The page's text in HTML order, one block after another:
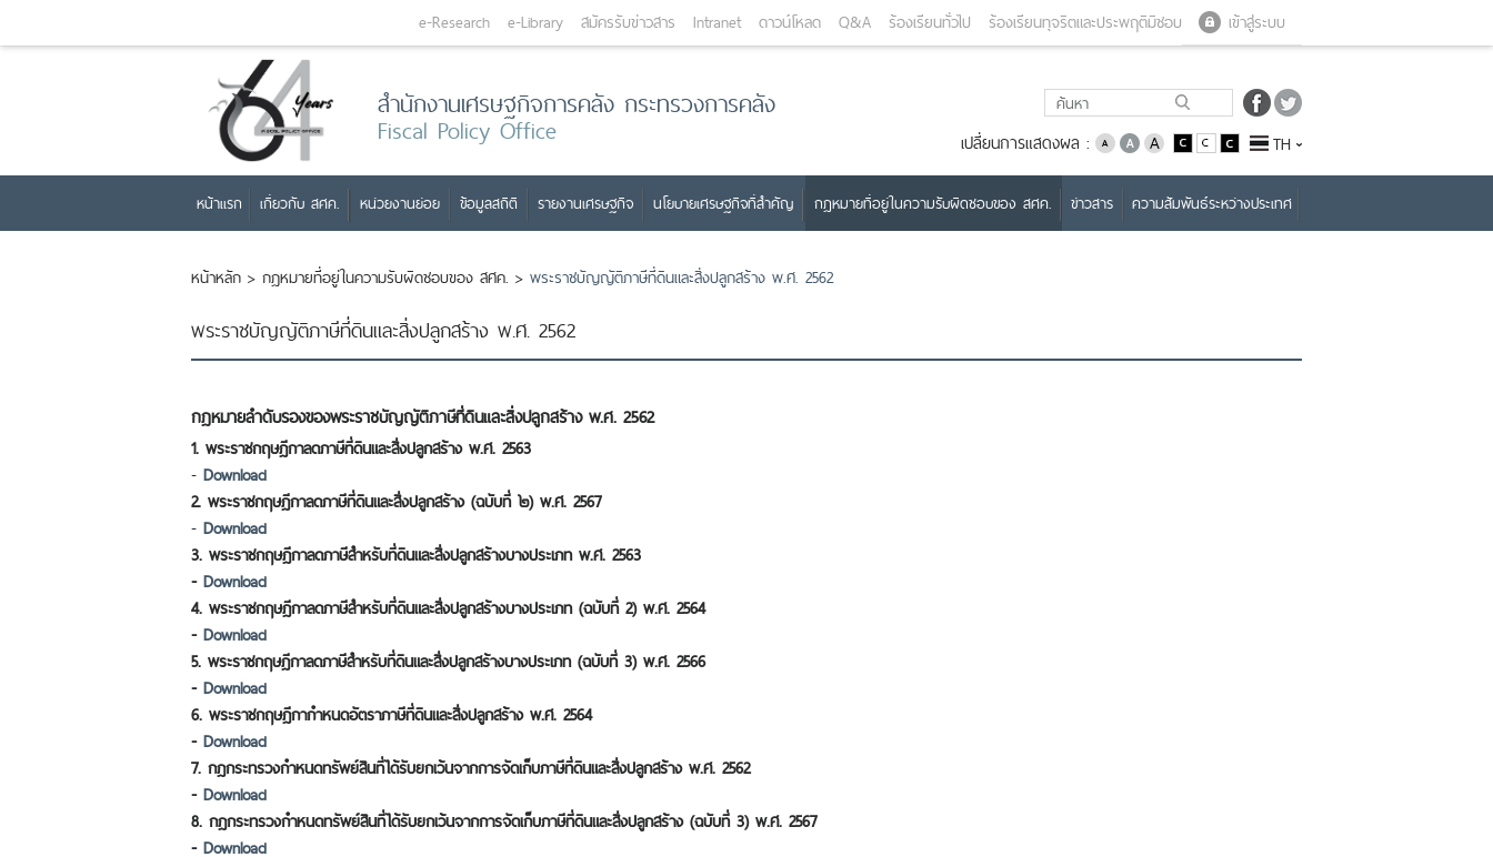
เข้าสู่ระบบ
e-Research e-Library สมัครรับข่าวสาร Intranet ดาวน์โหลด Q&A ร้องเรียนทั่วไป ร้องเรียนทุจริตและประพฤติมิชอบ
สำนักงานเศรษฐกิจการคลัง กระทรวงการคลัง
Fiscal Policy Office เปลี่ยนการแสดงผล : TH
หน้าแรก เกี่ยวกับ สศค. หน่วยงานย่อย ข้อมูลสถิติ รายงานเศรษฐกิจ นโยบายเศรษฐกิจที่สำคัญ กฎหมายที่อยู่ในความรับผิดชอบของ สศค. ข่าวสาร ความสัมพันธ์ระหว่างประเทศ
หน้าหลัก > กฎหมายที่อยู่ในความรับผิดชอบของ สศค. > พระราชบัญญัติภาษีที่ดินและสิ่งปลูกสร้าง พ.ศ. 2562
พระราชบัญญัติภาษีที่ดินและสิ่งปลูกสร้าง พ.ศ. 2562
กฎหมายลำดับรองของพระราชบัญญัติภาษีที่ดินและสิ่งปลูกสร้าง พ.ศ. 2562
1. พระราชกฤษฎีกาลดภาษีที่ดินและสิ่งปลูกสร้าง พ.ศ. 2563
- Download
2. พระราชกฤษฎีกาลดภาษีที่ดินและสิ่งปลูกสร้าง (ฉบับที่ ๒) พ.ศ. 2567
- Download
3. พระราชกฤษฎีกาลดภาษีสำหรับที่ดินและสิ่งปลูกสร้างบางประเภท พ.ศ. 2563
- Download
4. พระราชกฤษฎีกาลดภาษีสำหรับที่ดินและสิ่งปลูกสร้างบางประเภท (ฉบับที่ 2) พ.ศ. 2564
- Download
5. พระราชกฤษฎีกาลดภาษีสำหรับที่ดินและสิ่งปลูกสร้างบางประเภท (ฉบับที่ 3) พ.ศ. 2566
- Download
6. พระราชกฤษฎีกากำหนดอัตราภาษีที่ดินและสิ่งปลูกสร้าง พ.ศ. 2564
- Download
7. กฎกระทรวงกำหนดทรัพย์สินที่ได้รับยกเว้นจากการจัดเก็บภาษีที่ดินและสิ่งปลูกสร้าง พ.ศ. 2562
- Download
8. กฎกระทรวงกำหนดทรัพย์สินที่ได้รับยกเว้นจากการจัดเก็บภาษีที่ดินและสิ่งปลูกสร้าง (ฉบับที่ 3) พ.ศ. 2567
- Download